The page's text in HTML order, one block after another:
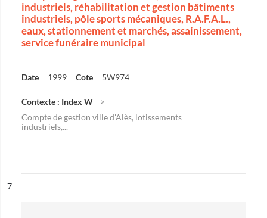
industriels, réhabilitation et gestion bâtiments
industriels, pôle sports mécaniques, R.A.F.A.L.,
eaux, stationnement et marchés, assainissement,
service funéraire municipal
Date 1999 Cote 5W974
Contexte : Index W
Compte de gestion ville d'Alès, lotissements
industriels,...
n°
7